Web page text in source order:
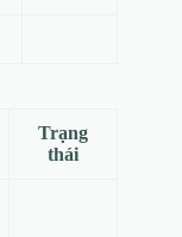
Trạng
thái